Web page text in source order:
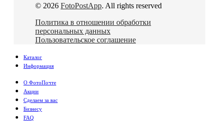
© 2026 FotoPostApp. All rights reserved
Политика в отношении обработки
персональных данных
Пользовательское соглашение
Каталог
Информация
О ФотоПочте
Акции
Сделаем за вас
Бизнесу
FAQ